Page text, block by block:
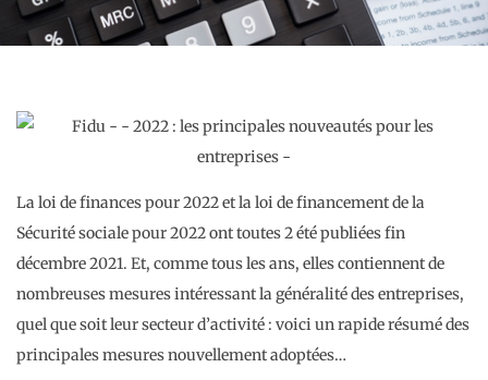
La loi de finances pour 2022 et la loi de financement de la
Sécurité sociale pour 2022 ont toutes 2 été publiées fin
décembre 2021. Et, comme tous les ans, elles contiennent de
nombreuses mesures intéressant la généralité des entreprises,
quel que soit leur secteur d’activité : voici un rapide résumé des
principales mesures nouvellement adoptées…